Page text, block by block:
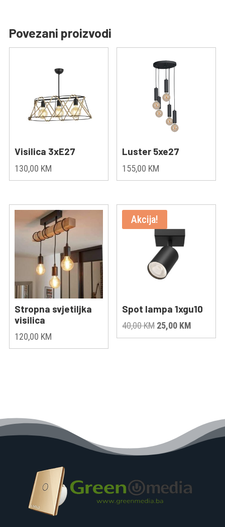
Povezani proizvodi
Visilica 3xE27
130,00 KM
Luster 5xe27
155,00 KM
Stropna svjetiljka
visilica
120,00 KM
Akcija!
Spot lampa 1xgu10
40,00KM Original
price
25,00 KM
price